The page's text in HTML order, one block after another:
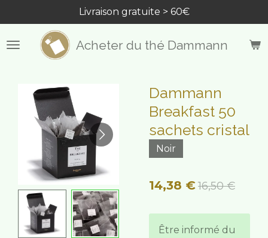
au
contenu
principal
Acheter du thé Dammann
Livraison gratuite > 60€
Dammann
Breakfast 50
sachets cristal
Noir
14,38 €16,50 €
Être informé du